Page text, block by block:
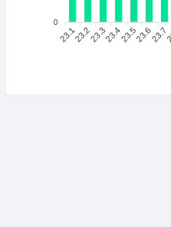
0
23.123.223.323.423.523.623.7